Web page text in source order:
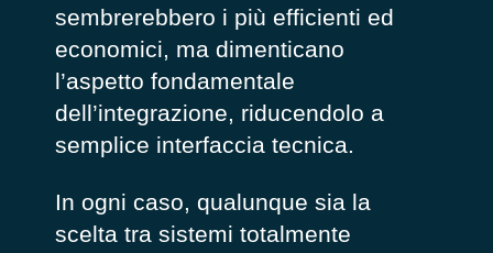
sembrerebbero i più efficienti ed
economici, ma dimenticano
l’aspetto fondamentale
dell’integrazione, riducendolo a
semplice interfaccia tecnica.
In ogni caso, qualunque sia la
scelta tra sistemi totalmente